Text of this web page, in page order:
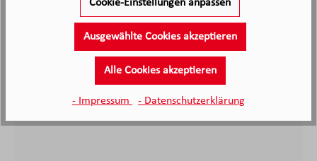
2138 Bewertungen
/5.0
Kunden haben unseren Service
bewertet
4.4
Cookie-Einstellungen anpassen
Ausgewählte Cookies akzeptieren
Alle Cookies akzeptieren
- Impressum - Datenschutzerklärung